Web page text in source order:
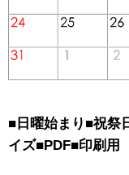
■日曜始まり■祝祭
イズ■PDF■印刷用